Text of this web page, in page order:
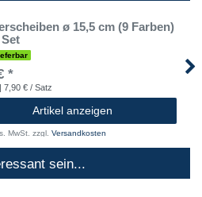
ø 15,5 cm (9 Farben)
*
| 7,90 € / Satz
Artikel anzeigen
MwSt. zzgl. Versandkosten
sein...